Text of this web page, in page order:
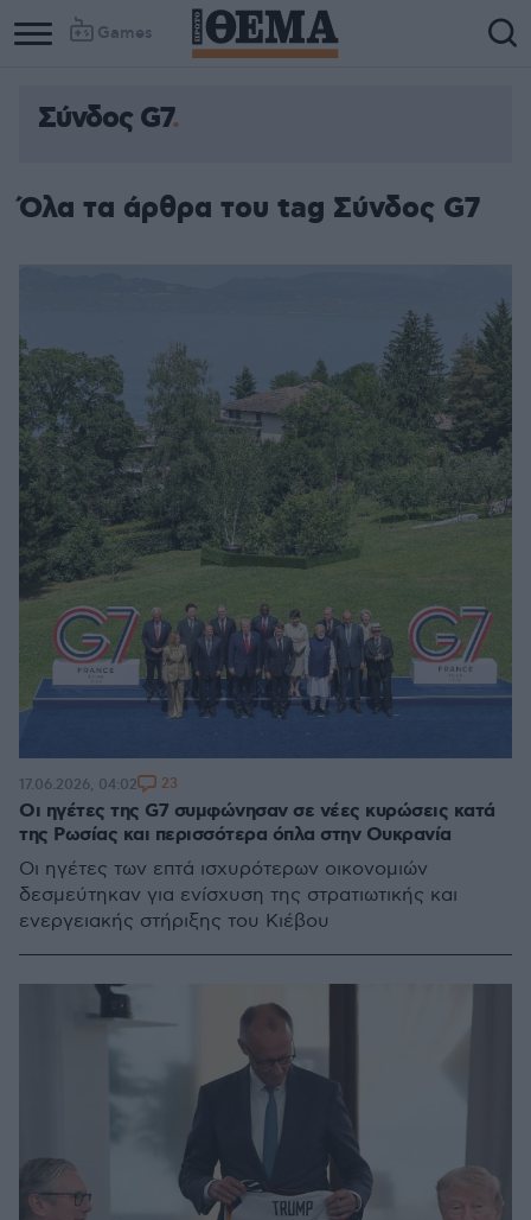
Games
Σύνδος G7
Όλα τα άρθρα του tag Σύνδος G7
Οι ηγέτες της G7 συμφώνησαν σε νέες κυρώσεις κατά
της Ρωσίας και περισσότερα όπλα στην Ουκρανία
Οι ηγέτες των επτά ισχυρότερων οικονομιών
δεσμεύτηκαν για ενίσχυση της στρατιωτικής και
ενεργειακής στήριξης του Κιέβου
17.06.2026, 04:02 23